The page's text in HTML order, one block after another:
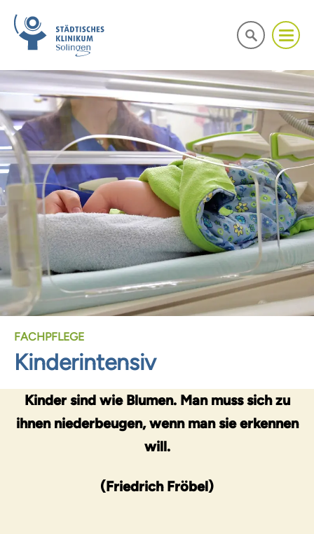
FACHPFLEGE
Kinderintensiv
Kinder sind wie Blumen. Man muss sich zu
ihnen niederbeugen, wenn man sie erkennen
will.
(Friedrich Fröbel)